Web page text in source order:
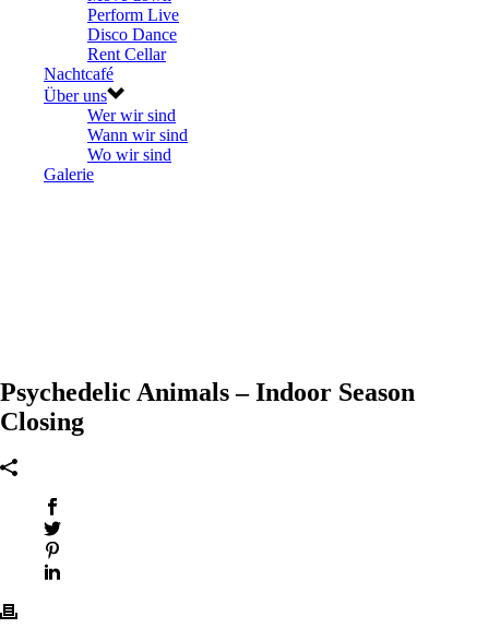
Perform Live
Disco Dance
Rent Cellar
Nachtcafé
Über uns
Wer wir sind
Wann wir sind
Wo wir sind
Galerie
Psychedelic Animals – Indoor Season
Closing